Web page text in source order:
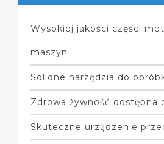
Wysokiej jakości części
maszyn
Solidne narzędzia do
Zdrowa żywność dostępna
Skuteczne urządzenie